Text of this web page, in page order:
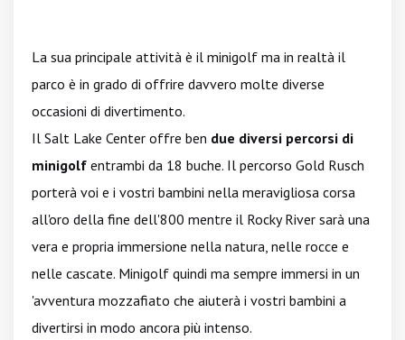
La sua principale attività è il minigolf ma in realtà il
parco è in grado di offrire davvero molte diverse
occasioni di divertimento.
Il Salt Lake Center offre ben due diversi percorsi di
minigolf entrambi da 18 buche. Il percorso Gold Rusch
porterà voi e i vostri bambini nella meravigliosa corsa
all'oro della fine dell'800 mentre il Rocky River sarà una
vera e propria immersione nella natura, nelle rocce e
nelle cascate. Minigolf quindi ma sempre immersi in un
'avventura mozzafiato che aiuterà i vostri bambini a
divertirsi in modo ancora più intenso.